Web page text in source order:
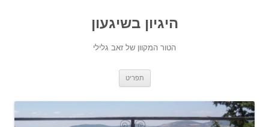
היגיון בשיגעון
הטור המקוון של זאב גלילי
תפריט